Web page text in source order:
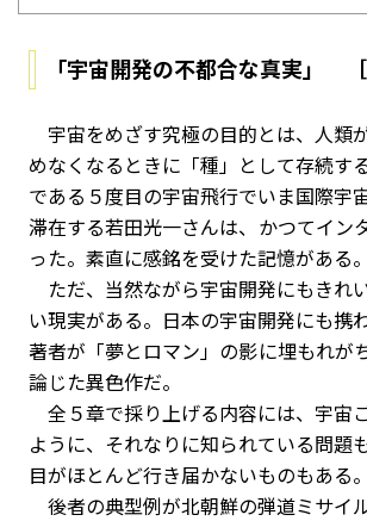
「宇宙開発の不都合な真実」
宇宙をめざす究極の目的とは、人類
めなくなるときに「種」として存続す
である――５度目の宇宙飛行でいま国際宇
滞在する若田光一さんは、かつてイン
った。素直に感銘を受けた記憶がある。
ただ、当然ながら宇宙開発にもきれ
い現実がある。日本の宇宙開発にも携
著者が「夢とロマン」の影に埋もれが
論じた異色作だ。
全５章で採り上げる内容には、宇宙
ように、それなりに知られている問題
目がほとんど行き届かないものもある。
後者の典型例が北朝鮮の弾道ミサイ